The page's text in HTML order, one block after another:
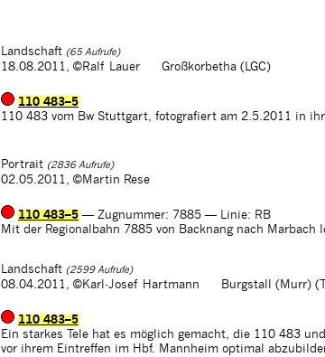
Landschaft (65 Aufrufe)
18.08.2011, ©Ralf Lauer Großkorbetha (LGC)
110 483–5
110 483 vom Bw Stuttgart, fotografiert am 2.5.2011 in
Portrait (2836 Aufrufe)
02.05.2011, ©Martin Rese
110 483–5 — Zugnummer: 7885 — Linie: RB
Mit der Regionalbahn 7885 von Backnang nach
Landschaft (2599 Aufrufe)
08.04.2011, ©Karl-Josef Hartmann Burgstall (Murr)
110 483–5
Ein starkes Tele hat es möglich gemacht, die 110 483
vor ihrem Eintreffen im Hbf. Mannheim optimal